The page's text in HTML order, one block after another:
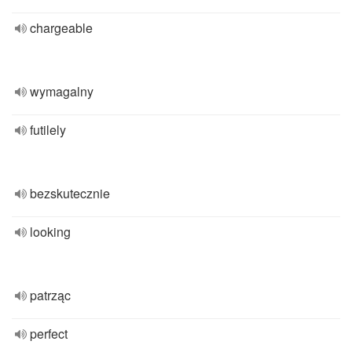
chargeable
wymagalny
futilely
bezskutecznie
looking
patrząc
perfect